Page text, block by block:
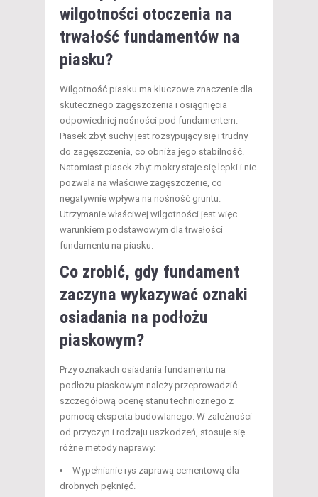
wilgotności otoczenia na
trwałość fundamentów na
piasku?
Wilgotność piasku ma kluczowe znaczenie dla
skutecznego zagęszczenia i osiągnięcia
odpowiedniej nośności pod fundamentem.
Piasek zbyt suchy jest rozsypujący się i trudny
do zagęszczenia, co obniża jego stabilność.
Natomiast piasek zbyt mokry staje się lepki i nie
pozwala na właściwe zagęszczenie, co
negatywnie wpływa na nośność gruntu.
Utrzymanie właściwej wilgotności jest więc
warunkiem podstawowym dla trwałości
fundamentu na piasku.
Co zrobić, gdy fundament
zaczyna wykazywać oznaki
osiadania na podłożu
piaskowym?
Przy oznakach osiadania fundamentu na
podłożu piaskowym należy przeprowadzić
szczegółową ocenę stanu technicznego z
pomocą eksperta budowlanego. W zależności
od przyczyn i rodzaju uszkodzeń, stosuje się
różne metody naprawy:
Wypełnianie rys zaprawą cementową dla
drobnych pęknięć.